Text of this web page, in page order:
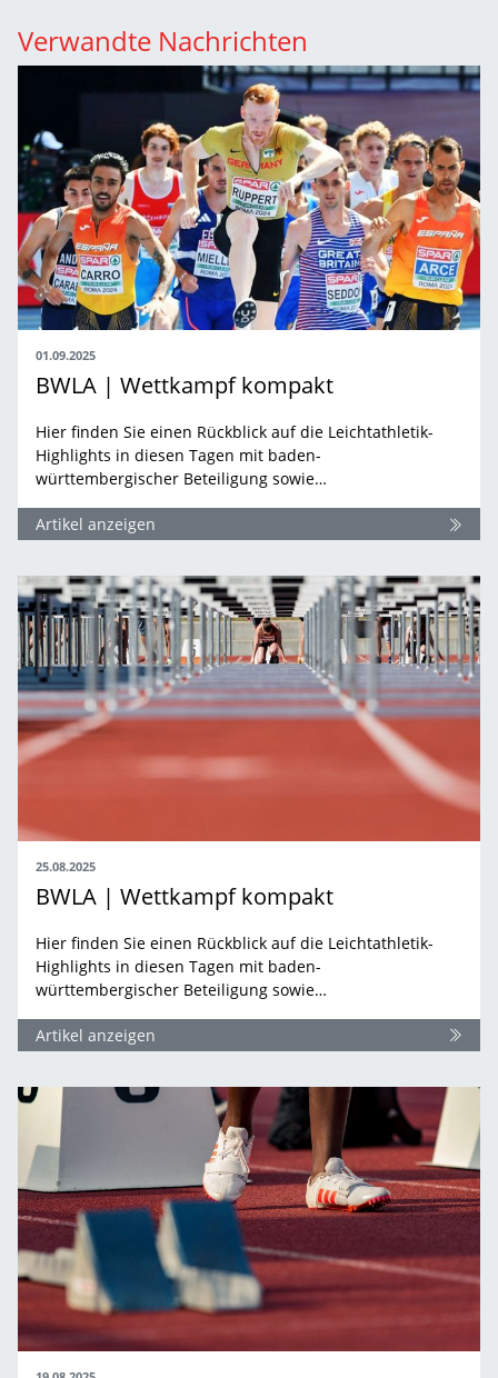
Verwandte Nachrichten
01.09.2025
BWLA | Wettkampf kompakt
Hier finden Sie einen Rückblick auf die Leichtathletik-
Highlights in diesen Tagen mit baden-
württembergischer Beteiligung sowie…
Artikel anzeigen
25.08.2025
BWLA | Wettkampf kompakt
Hier finden Sie einen Rückblick auf die Leichtathletik-
Highlights in diesen Tagen mit baden-
württembergischer Beteiligung sowie…
Artikel anzeigen